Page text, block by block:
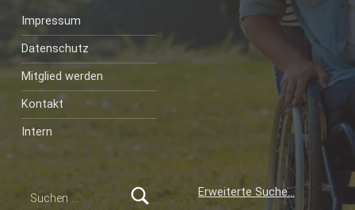
Impressum
Datenschutz
Mitglied werden
Kontakt
Intern
Erweiterte Suche…